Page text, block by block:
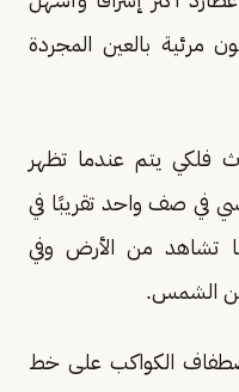
مرئية بالعين المجردة
فلكي يتم عندما تظهر
في صف واحد تقريبًا في
تشاهد من الأرض وفي
من الشمس.
الكواكب على خط